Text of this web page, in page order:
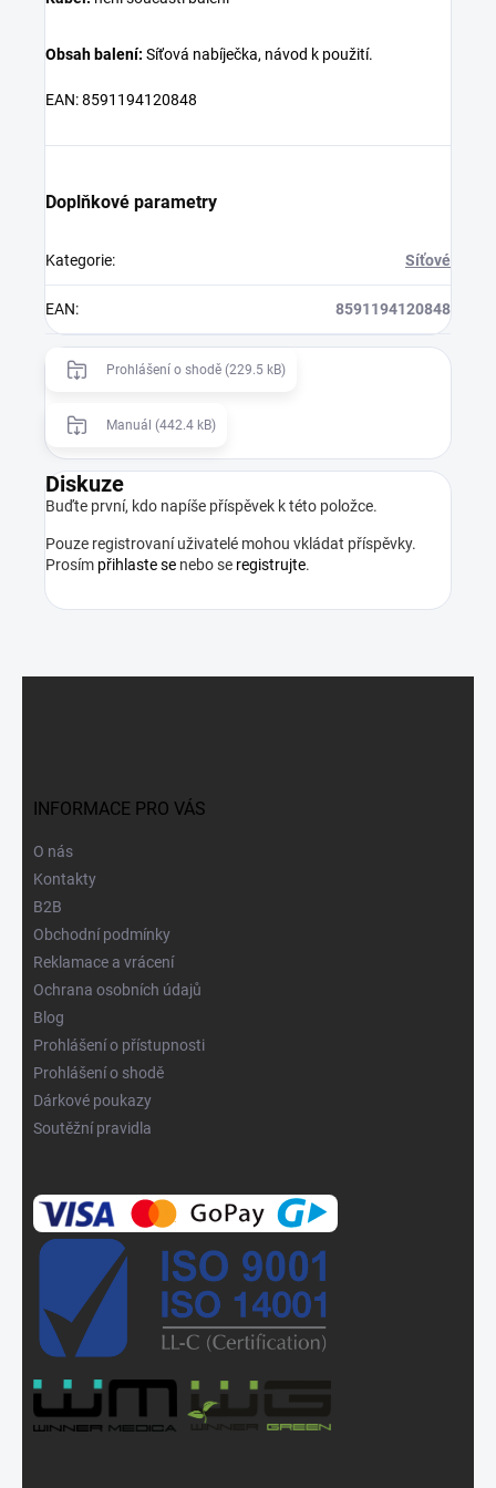
Obsah balení: Síťová nabíječka, návod k použití.
EAN: 8591194120848
Doplňkové parametry
Kategorie: Síťové
EAN: 8591194120848
Prohlášení o shodě (229.5 kB)
Manuál (442.4 kB)
Diskuze
Buďte první, kdo napíše příspěvek k této položce.
Pouze registrovaní uživatelé mohou vkládat příspěvky.
Prosím přihlaste se nebo se registrujte.
INFORMACE PRO VÁS
O nás
Kontakty
B2B
Obchodní podmínky
Reklamace a vrácení
Ochrana osobních údajů
Blog
Prohlášení o přístupnosti
Prohlášení o shodě
Dárkové poukazy
Soutěžní pravidla